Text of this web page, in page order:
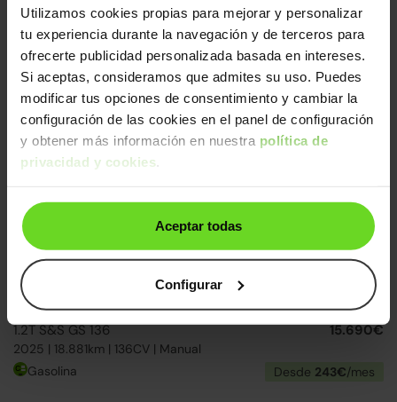
Utilizamos cookies propias para mejorar y personalizar
tu experiencia durante la navegación y de terceros para
ofrecerte publicidad personalizada basada en intereses.
Si aceptas, consideramos que admites su uso. Puedes
modificar tus opciones de consentimiento y cambiar la
configuración de las cookies en el panel de configuración
y obtener más información en nuestra política de
privacidad y cookies
Aceptar todas
Configurar
Opel Mokka
1.2T S&S GS 136
2025 | 20.433km | 136CV | Manual
19.490€
15.490€
Gasolina Desde 239€/mes
Ofertas Opel 04d 05h 39m 59s
Opel Mokka
1.2T S&S GS 136
2025 | 18.881km | 136CV | Manual
19.490€
15.690€
Gasolina Desde 243€/mes